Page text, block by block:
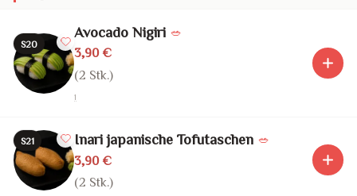
S20
Avocado Nigiri 🥗
3,90 €
(2 Stk.)
1
S21 Inari japanische Tofutaschen 🥗
3,90 €
(2 Stk.)